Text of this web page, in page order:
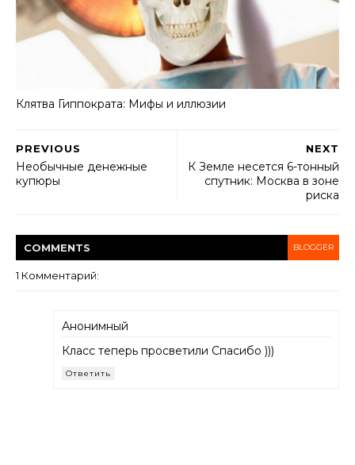
Клятва Гиппократа: Мифы и иллюзии
NEXT
К Земле несется 6-тонный
спутник: Москва в зоне
риска
PREVIOUS
Необычные денежные
купюры
COMMENTS BLOGGER
1 Комментарий:
Анонимный
Класс теперь просветили Спасибо )))
Ответить